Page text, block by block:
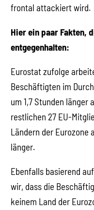
frontal attackiert wird.
Hier ein paar Fakten,
entgegenhalten:
Eurostat zufolge
Beschäftigten im
um 1,7 Stunden länger
restlichen 27 EU-
Ländern der Eurozone
länger.
Ebenfalls basierend
wir, dass die
keinem Land der